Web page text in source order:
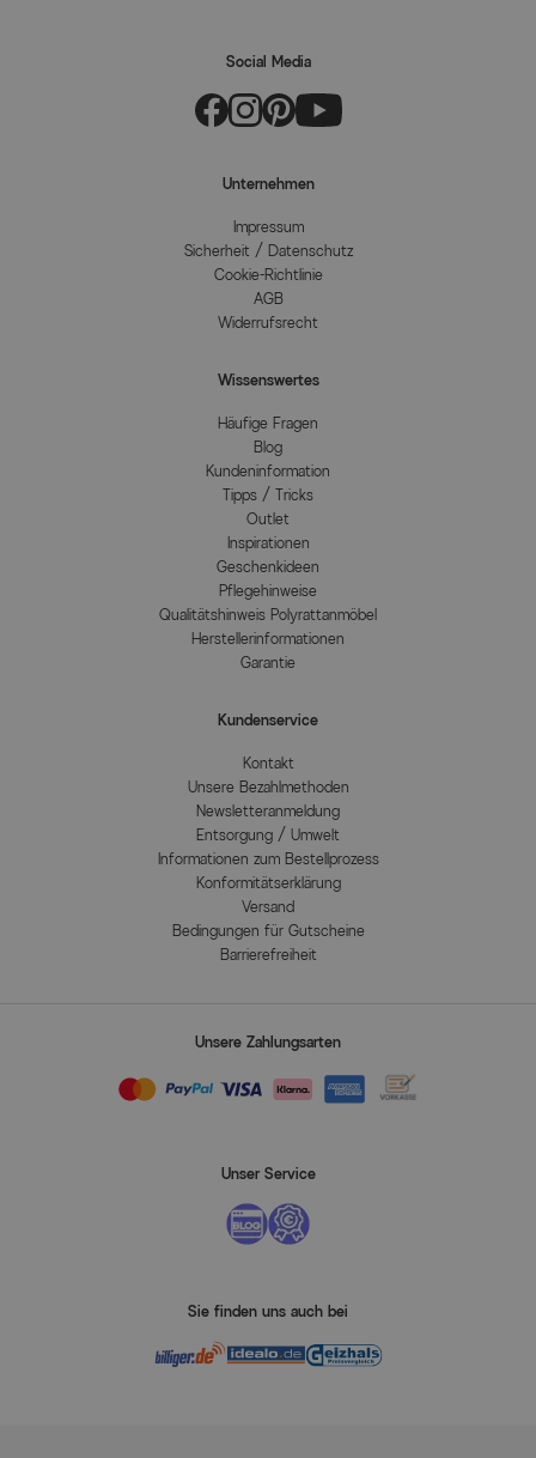
Social Media
Unternehmen
Impressum
Sicherheit / Datenschutz
Cookie-Richtlinie
AGB
Widerrufsrecht
Wissenswertes
Häufige Fragen
Blog
Kundeninformation
Tipps / Tricks
Outlet
Inspirationen
Geschenkideen
Pflegehinweise
Qualitätshinweis Polyrattanmöbel
Herstellerinformationen
Garantie
Kundenservice
Kontakt
Unsere Bezahlmethoden
Newsletteranmeldung
Entsorgung / Umwelt
Informationen zum Bestellprozess
Konformitätserklärung
Versand
Bedingungen für Gutscheine
Barrierefreiheit
Unsere Zahlungsarten
Unser Service
Sie finden uns auch bei